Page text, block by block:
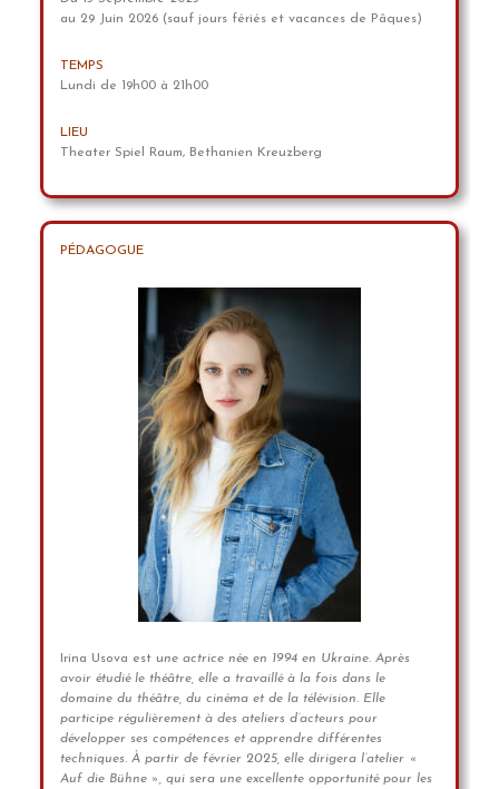
au 29 Juin 2026 (sauf jours fériés et vacances de Pâques)
TEMPS
Lundi de 19h00 à 21h00
LIEU
Theater Spiel Raum, Bethanien Kreuzberg
PÉDAGOGUE
Irina Usova est une actrice née en 1994 en Ukraine. Après
avoir étudié le théâtre, elle a travaillé à la fois dans le
domaine du théâtre, du cinéma et de la télévision. Elle
participe régulièrement à des ateliers d’acteurs pour
développer ses compétences et apprendre différentes
techniques. À partir de février 2025, elle dirigera l’atelier «
Auf die Bühne », qui sera une excellente opportunité pour les